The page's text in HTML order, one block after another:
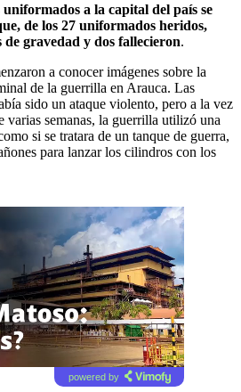
uniformados a la capital del país se
de los 27 uniformados heridos,
de gravedad y dos fallecieron.
a conocer imágenes sobre la
de la guerrilla en Arauca. Las
sido un ataque violento, pero a la vez
varias semanas, la guerrilla utilizó una
si se tratara de un tanque de guerra,
para lanzar los cilindros con los
powered by